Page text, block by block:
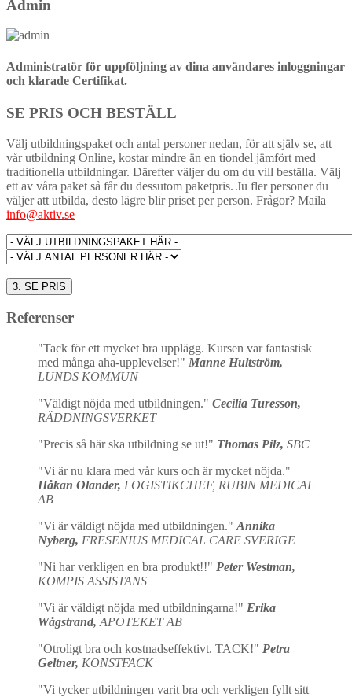
Admin
Administratör för uppföljning av dina användares inloggningar
och klarade Certifikat.
SE PRIS OCH BESTÄLL
Välj utbildningspaket och antal personer nedan, för att själv se, att
vår utbildning Online, kostar mindre än en tiondel jämfört med
traditionella utbildningar. Därefter väljer du om du vill beställa. Välj
ett av våra paket så får du dessutom paketpris. Ju fler personer du
väljer att utbilda, desto lägre blir priset per person. Frågor? Maila
info@aktiv.se
Referenser
"Tack för ett mycket bra upplägg. Kursen var fantastisk
med många aha-upplevelser!" Manne Hultström,
LUNDS KOMMUN
"Väldigt nöjda med utbildningen." Cecilia Turesson,
RÄDDNINGSVERKET
"Precis så här ska utbildning se ut!" Thomas Pilz, SBC
"Vi är nu klara med vår kurs och är mycket nöjda."
Håkan Olander, LOGISTIKCHEF, RUBIN MEDICAL
AB
"Vi är väldigt nöjda med utbildningen." Annika
Nyberg, FRESENIUS MEDICAL CARE SVERIGE
"Ni har verkligen en bra produkt!!" Peter Westman,
KOMPIS ASSISTANS
"Vi är väldigt nöjda med utbildningarna!" Erika
Wågstrand, APOTEKET AB
"Otroligt bra och kostnadseffektivt. TACK!" Petra
Geltner, KONSTFACK
"Vi tycker utbildningen varit bra och verkligen fyllt sitt